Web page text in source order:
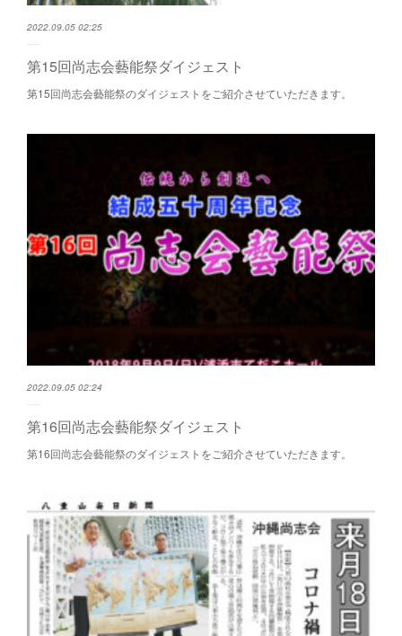
2022.09.05 02:25
第15回尚志会藝能祭ダイジェスト
第15回尚志会藝能祭のダイジェストをご紹介させていただきます。
2022.09.05 02:24
第16回尚志会藝能祭ダイジェスト
第16回尚志会藝能祭のダイジェストをご紹介させていただきます。